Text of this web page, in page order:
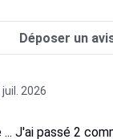
Déposer un
juil. 2026
J'ai passé 2